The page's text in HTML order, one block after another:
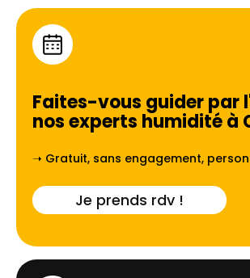
Faites-vous guider par
nos experts humidité à
➝ Gratuit, sans engagement,
Je prends rdv !